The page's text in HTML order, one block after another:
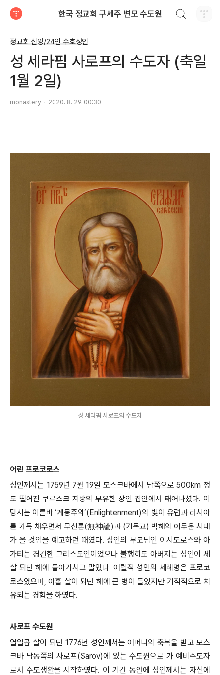
한국 정교회 구세주 변모 수도원
정교회 신앙/24인 수호성인
성 세라핌 사로프의 수도자 (축일
1월 2일)
monastery 2020. 8. 29. 00:30
성 세라핌 사로프의 수도자
어린 프로코로스
성인께서는 1759년 7월 19일 모스크바에서 남쪽으로 500km 정
도 떨어진 쿠르스크 지방의 부유한 상인 집안에서 태어나셨다. 이
당시는 이른바 ‘계몽주의’(Enlightenment)의 빛이 유럽과 러시아
를 가득 채우면서 무신론(無神論)과 (기독교) 박해의 어두운 시대
가 올 것임을 예고하던 때였다. 성인의 부모님인 이시도로스와 아
가티는 경건한 그리스도인이었으나 불행히도 아버지는 성인이 세
살 되던 해에 돌아가시고 말았다. 어릴적 성인의 세례명은 프로코
로스였으며, 아홉 살이 되던 해에 큰 병이 들었지만 기적적으로 치
유되는 경험을 하였다.
사로프 수도원
열일곱 살이 되던 1776년 성인께서는 어머니의 축복을 받고 모스
크바 남동쪽의 사로프(Sarov)에 있는 수도원으로 가 예비수도자
로서 수도생활을 시작하였다. 이 기간 동안에 성인께서는 자신에